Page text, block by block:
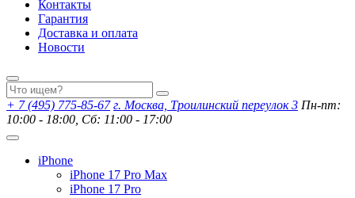
Контакты
Гарантия
Доставка и оплата
Новости
+ 7 (495) 775-85-67 г. Москва, Троилинский переулок 3 Пн-пт:
10:00 - 18:00, Сб: 11:00 - 17:00
iPhone
iPhone 17 Pro Max
iPhone 17 Pro